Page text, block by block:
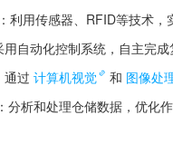
利用传感器、RFID等技术，
自动化控制系统，自主完成
通过 计算机视觉 和 图像处
：分析和处理仓储数据，优化